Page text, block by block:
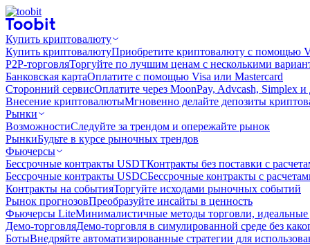
Купить криптовалюту
Купить криптовалютуПриобретите криптовалюту с помощью
P2P-торговляТоргуйте по лучшим ценам с несколькими
Банковская картаОплатите с помощью Visa или Mastercard
Сторонний сервисОплатите через MoonPay, Advcash, Simplex и
Внесение криптовалютыМгновенно делайте депозиты
Рынки
ВозможностиСледуйте за трендом и опережайте рынок
РынкиБудьте в курсе рыночных трендов
Фьючерсы
Бессрочные контракты USDTКонтракты без поставки с
Бессрочные контракты USDCБессрочные контракты с
Контракты на событияТоргуйте исходами рыночных событий
Рынок прогнозовПреобразуйте инсайты в ценность
Фьючерсы LiteМинималистичные методы торговли, идеальные
Демо-торговляДемо-торговля в симулированной среде без
БотыВнедряйте автоматизированные стратегии для